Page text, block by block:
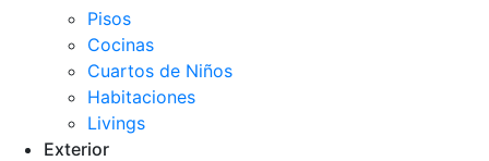
Pisos
Cocinas
Cuartos de Niños
Habitaciones
Livings
Exterior